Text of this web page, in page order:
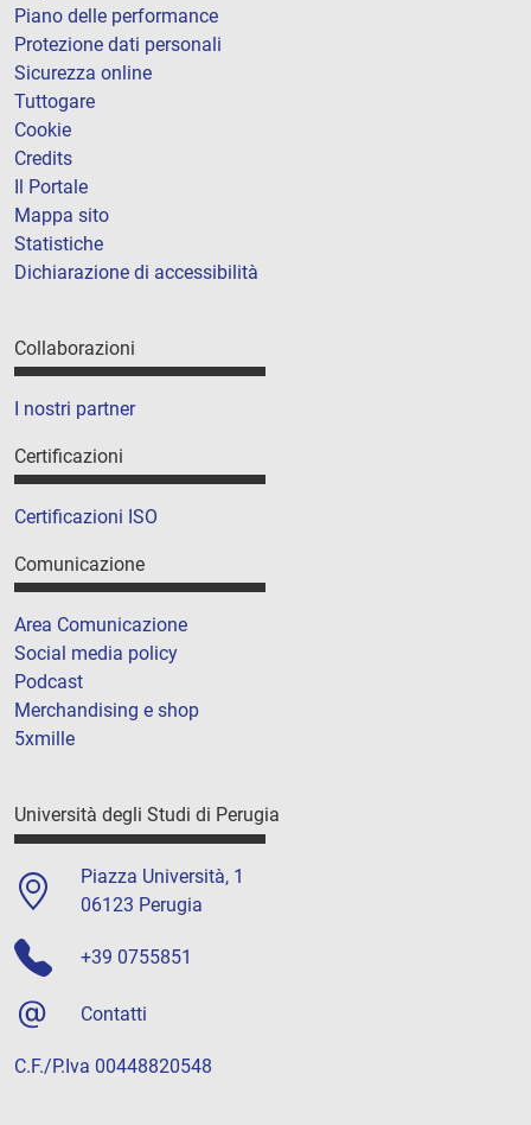
Piano delle performance
Protezione dati personali
Sicurezza online
Tuttogare
Cookie
Credits
Il Portale
Mappa sito
Statistiche
Dichiarazione di accessibilità
Collaborazioni
I nostri partner
Certificazioni
Certificazioni ISO
Comunicazione
Area Comunicazione
Social media policy
Podcast
Merchandising e shop
5xmille
Università degli Studi di Perugia
Piazza Università, 1
06123 Perugia
+39 0755851
Contatti
C.F./P.Iva 00448820548